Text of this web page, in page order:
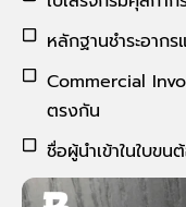
หลักฐานชำระอากร
Commercial
ตรงกัน
ชื่อผู้นำเข้าในใบขน